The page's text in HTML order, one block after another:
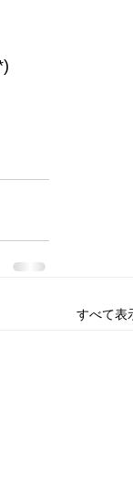
すべて表